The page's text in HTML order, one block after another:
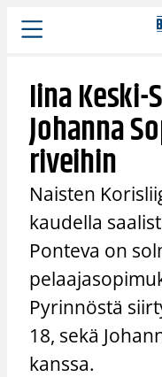
Siirry
sisältöön
Iina Keski-
Johanna
riveihin
Naisten
kaudella
Ponteva on
Pyrinnöstä
18, sekä
kanssa.